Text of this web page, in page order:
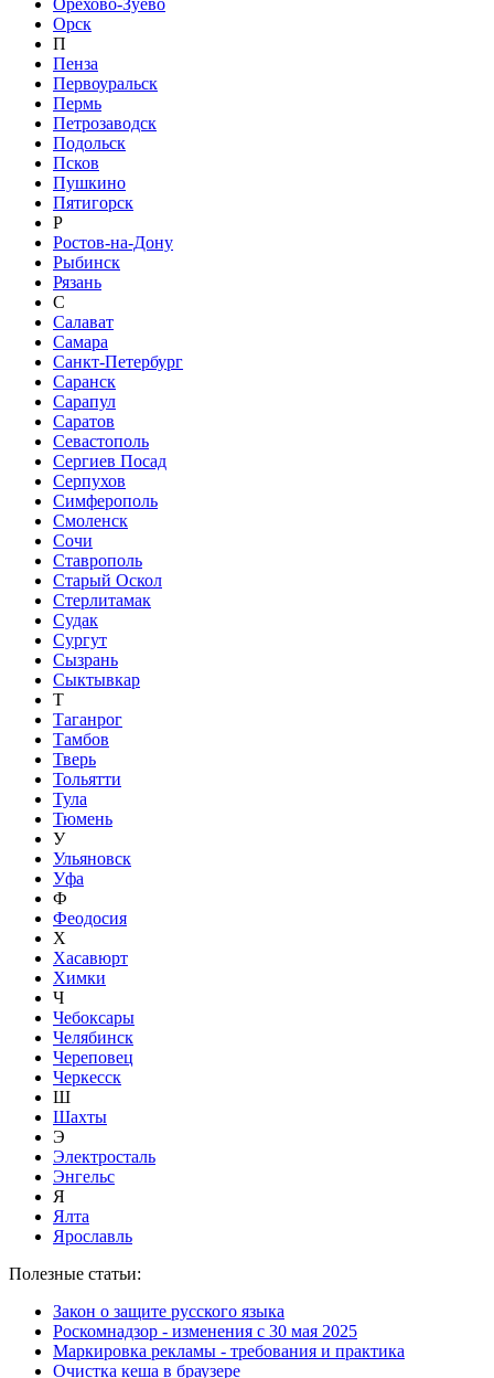
Орехово-Зуево
Орск
П
Пенза
Первоуральск
Пермь
Петрозаводск
Подольск
Псков
Пушкино
Пятигорск
Р
Ростов-на-Дону
Рыбинск
Рязань
С
Салават
Самара
Санкт-Петербург
Саранск
Сарапул
Саратов
Севастополь
Сергиев Посад
Серпухов
Симферополь
Смоленск
Сочи
Ставрополь
Старый Оскол
Стерлитамак
Судак
Сургут
Сызрань
Сыктывкар
Т
Таганрог
Тамбов
Тверь
Тольятти
Тула
Тюмень
У
Ульяновск
Уфа
Ф
Феодосия
Х
Хасавюрт
Химки
Ч
Чебоксары
Челябинск
Череповец
Черкесск
Ш
Шахты
Э
Электросталь
Энгельс
Я
Ялта
Ярославль
Полезные статьи:
Закон о защите русского языка
Роскомнадзор - изменения с 30 мая 2025
Маркировка рекламы - требования и практика
Очистка кеша в браузере